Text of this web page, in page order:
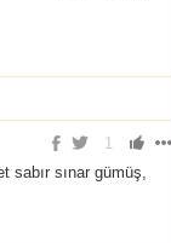
1
sabır sınar gümüş,